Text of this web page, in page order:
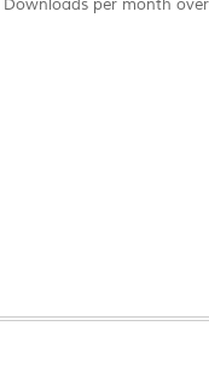
Downloads per month